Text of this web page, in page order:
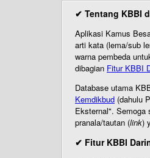
✔ Tentang KBBI
Aplikasi Kamus
arti kata (lema/sub
warna pembeda
dibagian Fitur KBBI
Database utama
Kemdikbud (dahulu
Eksternal". Semoga
pranala/tautan (link)
✔ Fitur KBBI